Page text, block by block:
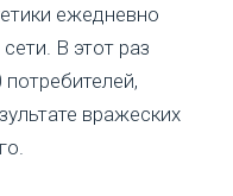
ежедневно
В этот раз
вражеских